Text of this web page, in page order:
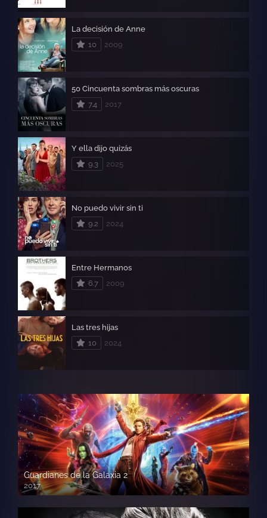
La decisión de Anne
10
2009
50 Cincuenta sombras más oscuras
7.4
2017
Y ella dijo quizás
9.3
2025
No puedo vivir sin ti
9.2
2024
Entre Hermanos
6.7
2009
Las tres hijas
10
2024
Guardianes de la Galaxia 2
2017
720p HD